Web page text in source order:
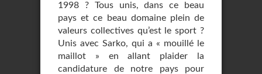
1998 ? Tous unis, dans ce beau
pays et ce beau domaine plein de
valeurs collectives qu’est le sport ?
Unis avec Sarko, qui a « mouillé le
maillot » en allant plaider la
candidature de notre pays pour